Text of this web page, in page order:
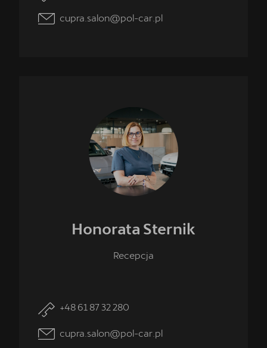
cupra.salon@pol-car.pl
Honorata Sternik
Recepcja
+48 61 87 32 280
cupra.salon@pol-car.pl